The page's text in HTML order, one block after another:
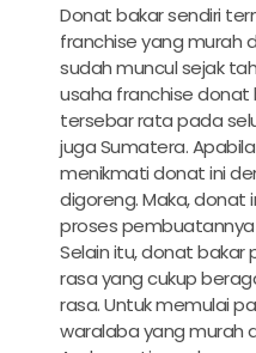
Donat bakar sendiri
franchise yang murah
sudah muncul sejak
usaha franchise donat
tersebar rata pada
juga Sumatera.
menikmati donat ini
digoreng. Maka, donat
proses
Selain itu, donat bakar
rasa yang cukup
rasa. Untuk memulai
waralaba yang murah